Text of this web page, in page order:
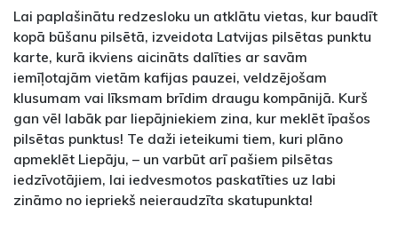
Lai paplašinātu redzesloku un atklātu vietas, kur baudīt
kopā būšanu pilsētā, izveidota Latvijas pilsētas punktu
karte, kurā ikviens aicināts dalīties ar savām
iemīļotajām vietām kafijas pauzei, veldzējošam
klusumam vai līksmam brīdim draugu kompānijā. Kurš
gan vēl labāk par liepājniekiem zina, kur meklēt īpašos
pilsētas punktus! Te daži ieteikumi tiem, kuri plāno
apmeklēt Liepāju, – un varbūt arī pašiem pilsētas
iedzīvotājiem, lai iedvesmotos paskatīties uz labi
zināmo no iepriekš neieraudzīta skatupunkta!